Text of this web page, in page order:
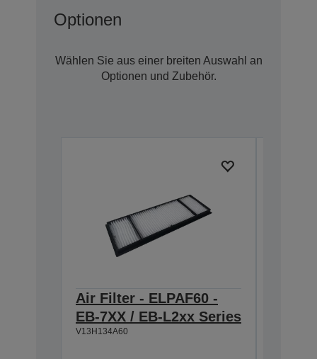
Optionen
Wählen Sie aus einer breiten Auswahl an
Optionen und Zubehör.
Air Filter - ELPAF60 -
EB-7XX / EB-L2xx Series
V13H134A60